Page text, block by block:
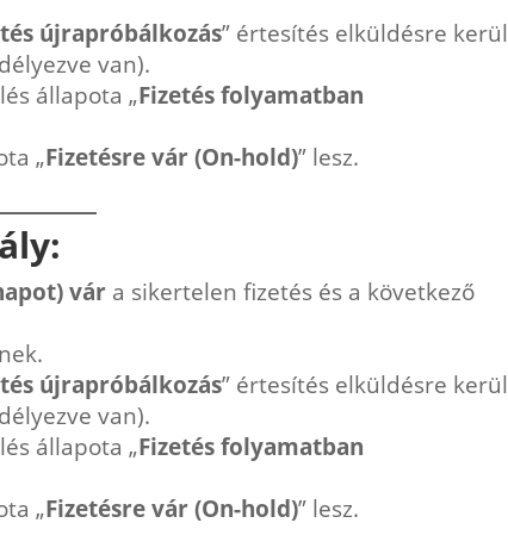
újrapróbálkozás” értesítés elküldésre kerül
van).
állapota „Fizetés folyamatban
„Fizetésre vár (On-hold)” lesz.
vár a sikertelen fizetés és a következő
újrapróbálkozás” értesítés elküldésre kerül
van).
állapota „Fizetés folyamatban
„Fizetésre vár (On-hold)” lesz.